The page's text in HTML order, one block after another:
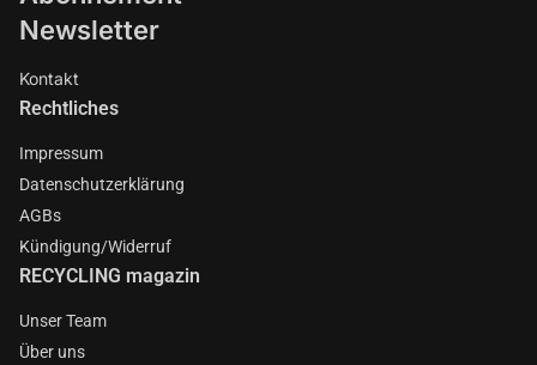
Newsletter
Kontakt
Rechtliches
Impressum
Datenschutzerklärung
AGBs
Kündigung/Widerruf
RECYCLING magazin
Unser Team
Über uns